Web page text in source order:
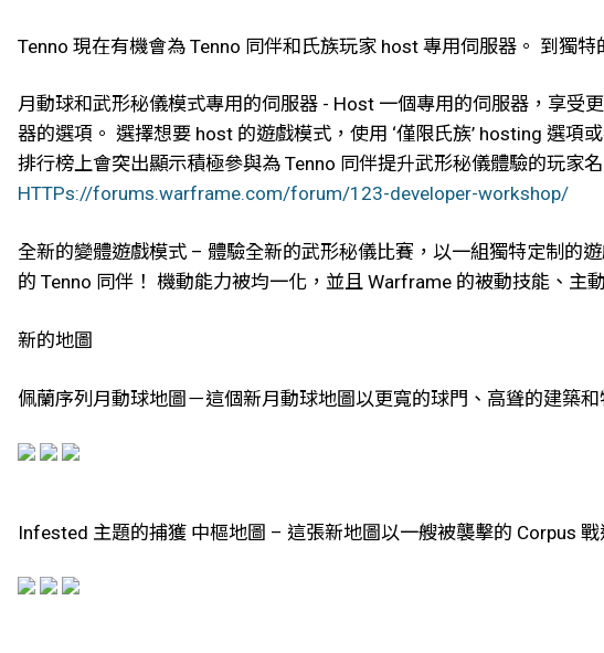
Tenno 現在有機會為 Tenno 同伴和氏族玩家 host 專用伺服器。 到獨
月動球和武形秘儀模式專用的伺服器 - Host 一個專用的伺服器，享受
器的選項。 選擇想要 host 的遊戲模式，使用 ‘僅限氏族’ hosting 選
排行榜上會突出顯示積極參與為 Tenno 同伴提升武形秘儀體驗的玩家
HTTPs://forums.warframe.com/forum/123-developer-workshop/
全新的變體遊戲模式 – 體驗全新的武形秘儀比賽，以一組獨特定制的
的 Tenno 同伴！ 機動能力被均一化，並且 Warframe 的被動技能、主
新的地圖
佩蘭序列月動球地圖－這個新月動球地圖以更寬的球門、高聳的建築
Infested 主題的捕獲 中樞地圖 – 這張新地圖以一艘被襲擊的 Corpus